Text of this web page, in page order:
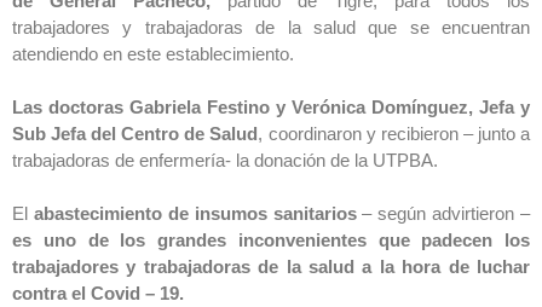
trabajadores y trabajadoras de la salud que se encuentran
atendiendo en este establecimiento.
Las doctoras Gabriela Festino y Verónica Domínguez, Jefa y
Sub Jefa del Centro de Salud, coordinaron y recibieron – junto a
trabajadoras de enfermería- la donación de la UTPBA.
El abastecimiento de insumos sanitarios– según advirtieron –
es uno de los grandes inconvenientes que padecen los
trabajadores y trabajadoras de la salud a la hora de luchar
contra el Covid – 19.